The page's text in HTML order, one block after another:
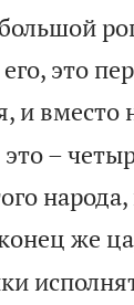
это
и вместо
–
же